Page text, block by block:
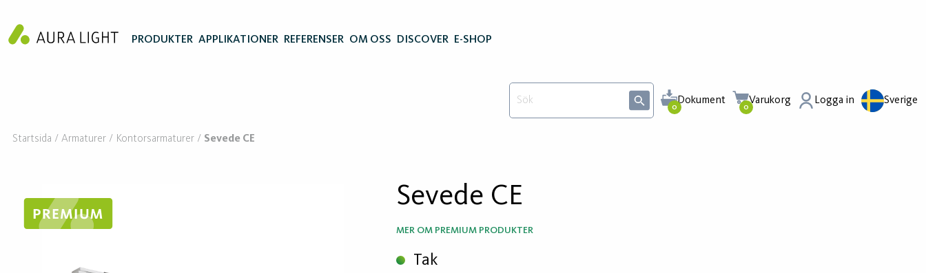
PRODUKTER APPLIKATIONER REFERENSER OM OSS DISCOVER E-SHOP
0
Dokument
0
Varukorg Logga in Sverige
Startsida Armaturer Kontorsarmaturer Sevede CE
Sevede CE
MER OM PREMIUM PRODUKTER
Tak